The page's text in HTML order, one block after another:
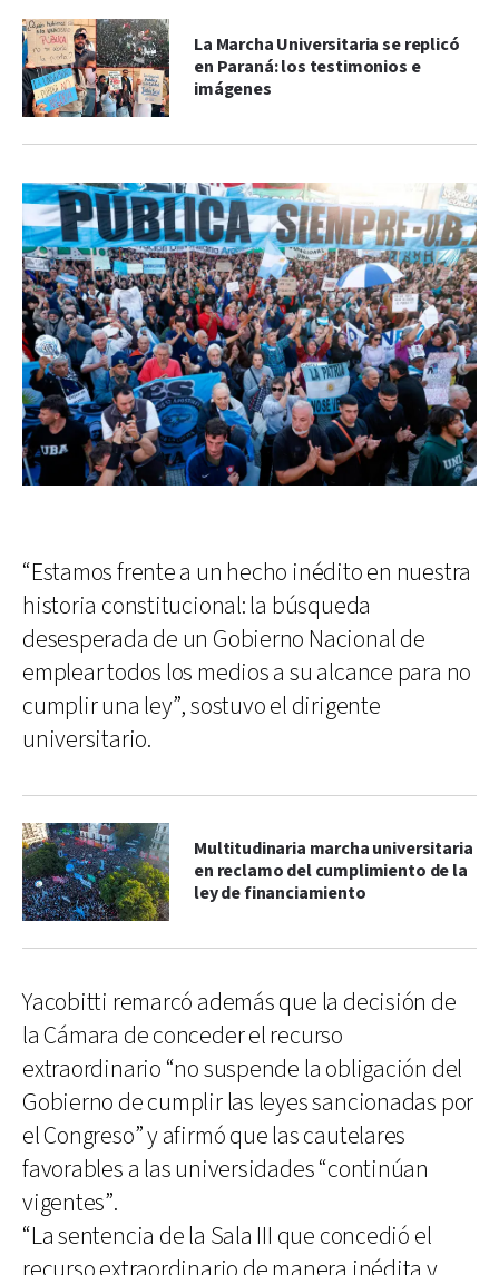
La Marcha Universitaria se replicó
en Paraná: los testimonios e
imágenes
“Estamos frente a un hecho inédito en nuestra
historia constitucional: la búsqueda
desesperada de un Gobierno Nacional de
emplear todos los medios a su alcance para no
cumplir una ley”, sostuvo el dirigente
universitario.
Multitudinaria marcha universitaria
en reclamo del cumplimiento de la
ley de financiamiento
Yacobitti remarcó además que la decisión de
la Cámara de conceder el recurso
extraordinario “no suspende la obligación del
Gobierno de cumplir las leyes sancionadas por
el Congreso” y afirmó que las cautelares
favorables a las universidades “continúan
vigentes”.
“La sentencia de la Sala III que concedió el